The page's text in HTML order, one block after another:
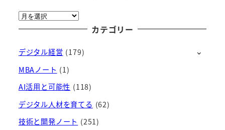
ア
ー
イ
ブ
カテゴリー
デジタル経営 (179)
MBAノート (1)
AI活用と可能性 (118)
デジタル人材を育てる (62)
技術と開発ノート (251)